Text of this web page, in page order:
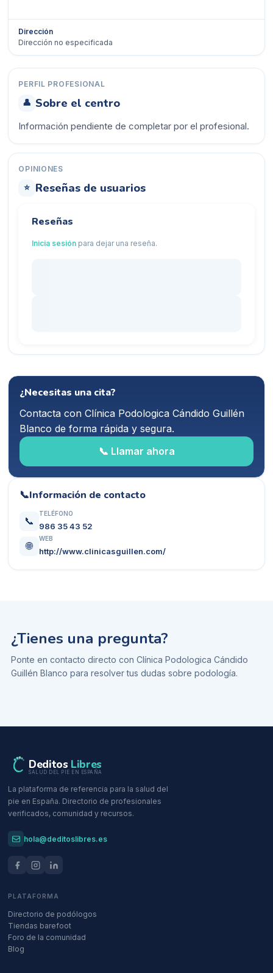
Dirección
Dirección no especificada
PERFIL PROFESIONAL
👤 Sobre el centro
Información pendiente de completar por el profesional.
OPINIONES
⭐ Reseñas de usuarios
Reseñas
Inicia sesión para dejar una reseña.
¿Necesitas una cita?
Contacta conClínica Podologica Cándido Guillén
Blanco de forma rápida y segura.
📞 Llamar ahora
📞Información de contacto
📞
TELÉFONO
986 35 43 52
🌐
WEB
http://www.clinicasguillen.com/
¿Tienes una pregunta?
Ponte en contacto directo con Clínica Podologica Cándido
Guillén Blanco para resolver tus dudas sobre podología.
Deditos Libres
SALUD DEL PIE EN ESPAÑA
La plataforma de referencia para la salud del
pie en España. Directorio de profesionales
verificados, comunidad y recursos.
hola@deditoslibres.es
PLATAFORMA
Directorio de podólogos
Tiendas barefoot
Foro de la comunidad
Blog